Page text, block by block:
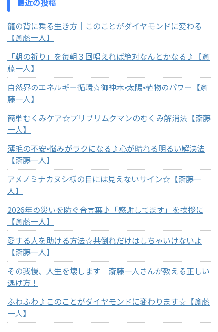
龍の背に乗る生き方｜このことがダイヤモンドに変わる
【斎藤一人】
「朝の祈り」を毎朝３回唱えれば絶対なんとかなる♪【斎
藤一人】
自然界のエネルギー循環☆御神木•太陽•植物のパワー【斎
藤一人】
簡単むくみケア☆プリプリムクマンのむくみ解消法【斎藤
一人】
薄毛の不安•悩みがラクになる♪心が晴れる明るい解決法
【斎藤一人】
アメノミナカヌシ様の目には見えないサイン☆【斎藤一
人】
2026年の災いを防ぐ合言葉♪「感謝してます」を挨拶に
【斎藤一人】
愛する人を助ける方法☆共倒れだけはしちゃいけないよ
【斎藤一人】
その我慢、人生を壊します｜斎藤一人さんが教える正しい
逃げ方！
ふわふわ♪このことがダイヤモンドに変わります☆【斎藤
一人】